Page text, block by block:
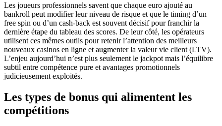
Les joueurs professionnels savent que chaque euro ajouté au
bankroll peut modifier leur niveau de risque et que le timing d’un
free spin ou d’un cash‑back est souvent décisif pour franchir la
dernière étape du tableau des scores. De leur côté, les opérateurs
utilisent ces mêmes outils pour retenir l’attention des meilleurs
nouveaux casinos en ligne et augmenter la valeur vie client (LTV).
L’enjeu aujourd’hui n’est plus seulement le jackpot mais l’équilibre
subtil entre compétence pure et avantages promotionnels
judicieusement exploités.
Les types de bonus qui alimentent les
compétitions